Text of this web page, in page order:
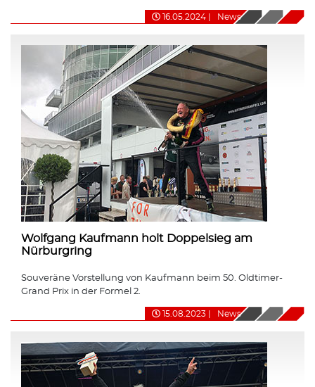
16.05.2024 News
Wolfgang Kaufmann holt Doppelsieg am
Nürburgring
Souveräne Vorstellung von Kaufmann beim 50. Oldtimer-
Grand Prix in der Formel 2.
15.08.2023 News